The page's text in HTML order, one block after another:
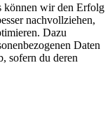
können wir den Erfolg
nachvollziehen,
Dazu
Daten
sofern du deren